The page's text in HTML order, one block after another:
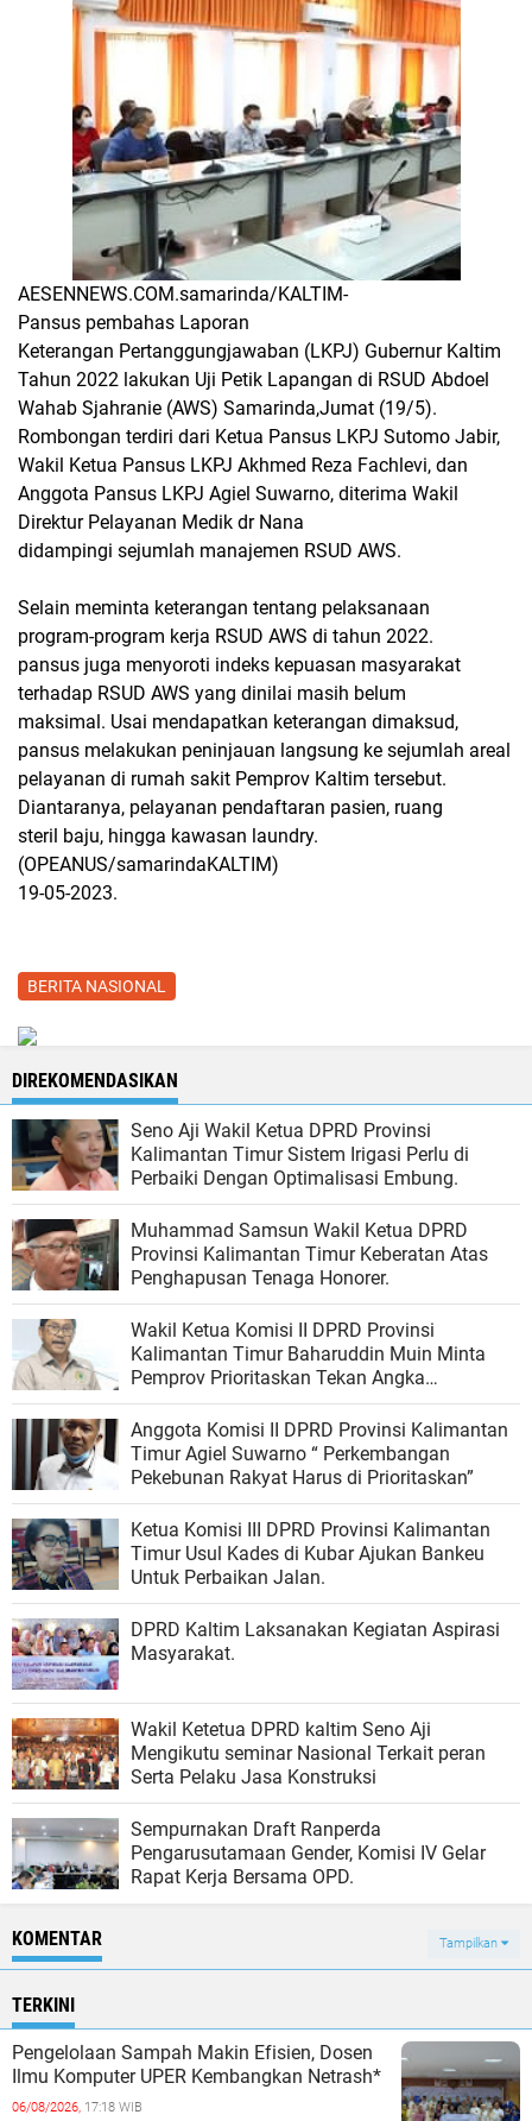
AESENNEWS.COM.samarinda/KALTIM-
Pansus pembahas Laporan
Keterangan Pertanggungjawaban (LKPJ) Gubernur Kaltim
Tahun 2022 lakukan Uji Petik Lapangan di RSUD Abdoel
Wahab Sjahranie (AWS) Samarinda,Jumat (19/5).
Rombongan terdiri dari Ketua Pansus LKPJ Sutomo Jabir,
Wakil Ketua Pansus LKPJ Akhmed Reza Fachlevi, dan
Anggota Pansus LKPJ Agiel Suwarno, diterima Wakil
Direktur Pelayanan Medik dr Nana
didampingi sejumlah manajemen RSUD AWS.
Selain meminta keterangan tentang pelaksanaan
program-program kerja RSUD AWS di tahun 2022.
pansus juga menyoroti indeks kepuasan masyarakat
terhadap RSUD AWS yang dinilai masih belum
maksimal. Usai mendapatkan keterangan dimaksud,
pansus melakukan peninjauan langsung ke sejumlah areal
pelayanan di rumah sakit Pemprov Kaltim tersebut.
Diantaranya, pelayanan pendaftaran pasien, ruang
steril baju, hingga kawasan laundry.
(OPEANUS/samarindaKALTIM)
19-05-2023.
BERITA NASIONAL
DIREKOMENDASIKAN
Seno Aji Wakil Ketua DPRD Provinsi
Kalimantan Timur Sistem Irigasi Perlu di
Perbaiki Dengan Optimalisasi Embung.
Muhammad Samsun Wakil Ketua DPRD
Provinsi Kalimantan Timur Keberatan Atas
Penghapusan Tenaga Honorer.
Wakil Ketua Komisi II DPRD Provinsi
Kalimantan Timur Baharuddin Muin Minta
Pemprov Prioritaskan Tekan Angka
Pengangguran.
Anggota Komisi II DPRD Provinsi Kalimantan
Timur Agiel Suwarno “ Perkembangan
Pekebunan Rakyat Harus di Prioritaskan”
Ketua Komisi III DPRD Provinsi Kalimantan
Timur Usul Kades di Kubar Ajukan Bankeu
Untuk Perbaikan Jalan.
DPRD Kaltim Laksanakan Kegiatan Aspirasi
Masyarakat.
Wakil Ketetua DPRD kaltim Seno Aji
Mengikutu seminar Nasional Terkait peran
Serta Pelaku Jasa Konstruksi
Sempurnakan Draft Ranperda
Pengarusutamaan Gender, Komisi IV Gelar
Rapat Kerja Bersama OPD.
KOMENTAR Tampilkan
TERKINI
Pengelolaan Sampah Makin Efisien, Dosen
Ilmu Komputer UPER Kembangkan Netrash*
06/08/2026, 17:18 WIB